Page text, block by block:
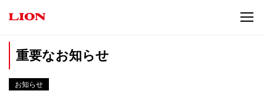
重要なお知らせ
お知らせ